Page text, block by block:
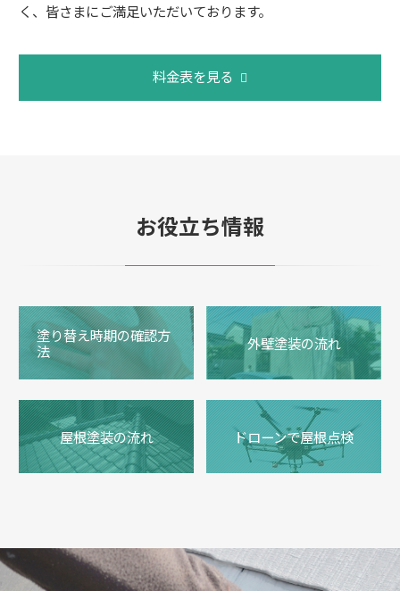
く、皆さまにご満足いただいております。
料金表を見る
お役立ち情報
塗り替え時期の確認方
法
外壁塗装の流れ
屋根塗装の流れ ドローンで屋根点検